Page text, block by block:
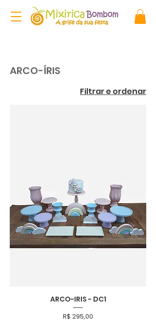
ARCO-ÍRIS
Filtrar e ordenar
ARCO-IRIS - DC1
Preço
R$ 295,00